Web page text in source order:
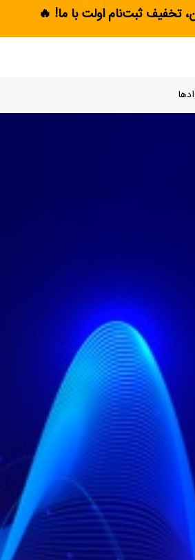
تخفیف ثبت‌نام اولت با ما! 🔥